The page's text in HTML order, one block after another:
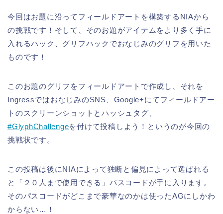
今回はお題に沿ってフィールドアートを構築するNIAから
の挑戦です！そして、そのお題がアイテムをより多く手に
入れるハック、グリフハックでおなじみのグリフを用いた
ものです！
このお題のグリフをフィールドアートで作成し、それを
IngressではおなじみのSNS、Google+にてフィールドアー
トのスクリーンショットとハッシュタグ、
#GlyphChallengeを付けて投稿しよう！というのが今回の
挑戦状です。
この投稿は後にNIAによって独断と偏見によって選ばれる
と「２０人まで使用できる」パスコードが手に入ります。
そのパスコードがどこまで豪華なのかは使ったAGにしかわ
からない…！